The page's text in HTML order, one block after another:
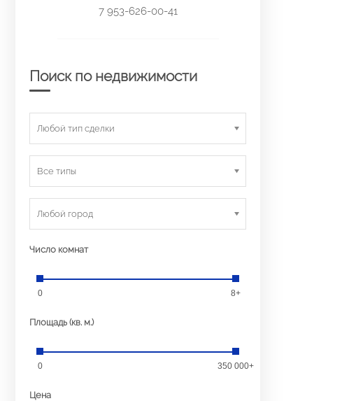
7 953-626-00-41
Поиск по недвижимости
Любой тип сделки
Все типы
Любой город
Число комнат
0 8+
Площадь (кв. м.)
0 350 000+
Цена